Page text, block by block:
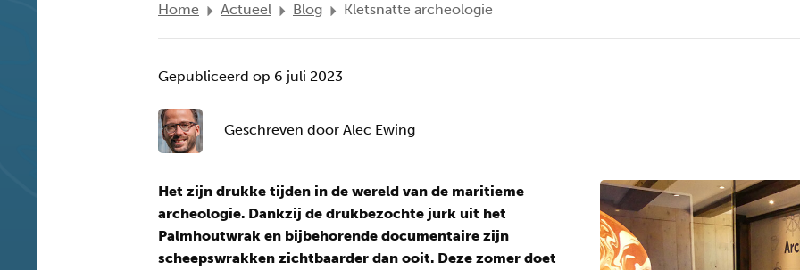
Home Actueel Blog Kletsnatte archeologie
Gepubliceerd op 6 juli 2023
Geschreven door Alec Ewing
Het zijn drukke tijden in de wereld van de maritieme
archeologie. Dankzij de drukbezochte jurk uit het
Palmhoutwrak en bijbehorende documentaire zijn
scheepswrakken zichtbaarder dan ooit. Deze zomer doet